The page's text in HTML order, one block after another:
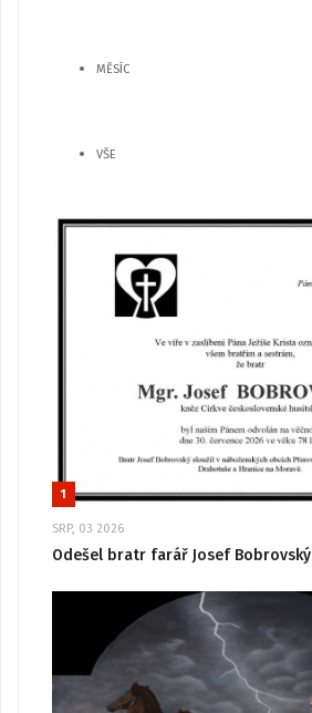
MĚSÍC
VŠE
1
SRP, 03 2026
Odešel bratr farář Josef Bobrovský